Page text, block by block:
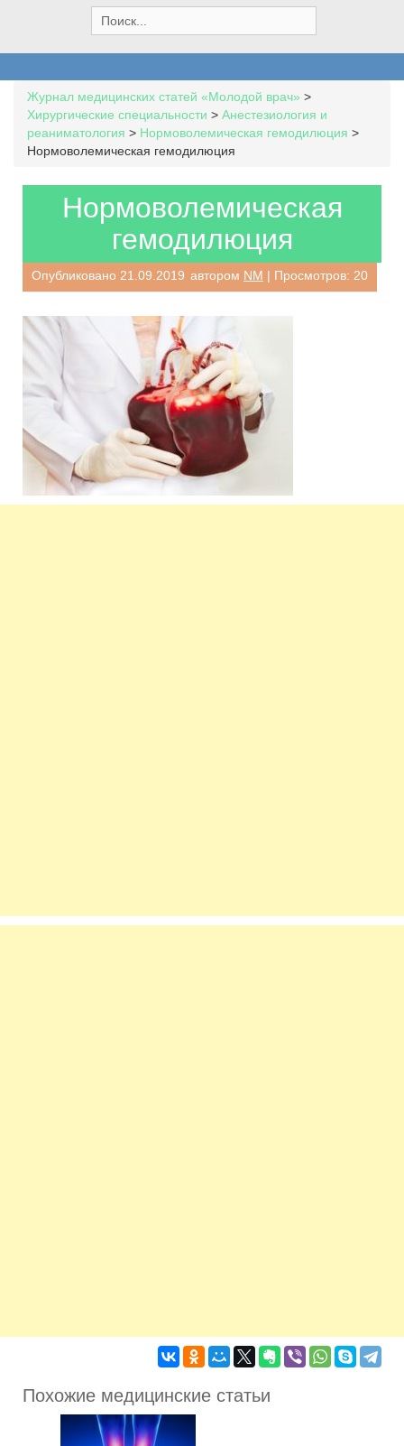
e
a
h
f
o
r
Журнал медицинских статей «Молодой врач» >
Хирургические специальности > Анестезиология и
реаниматология > Нормоволемическая гемодилюция >
Нормоволемическая гемодилюция
Нормоволемическая
гемодилюция
Опубликовано 21.09.2019 автором NM | Просмотров: 20
Похожие медицинские статьи